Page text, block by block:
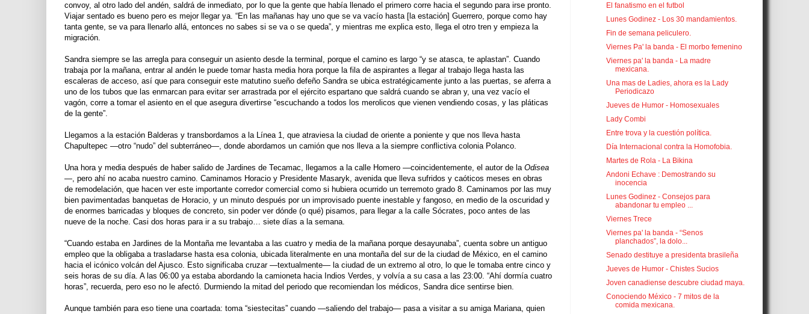
convoy, al otro lado del andén, saldrá de inmediato, por lo que la gente que había llenado el primero corre hacia el segundo para irse pronto.
Viajar sentado es bueno pero es mejor llegar ya. “En las mañanas hay uno que se va vacío hasta [la estación] Guerrero, porque como hay
tanta gente, se va para llenarlo allá, entonces no sabes si se va o se queda”, y mientras me explica esto, llega el otro tren y empieza la
migración.
Sandra siempre se las arregla para conseguir un asiento desde la terminal, porque el camino es largo “y se atasca, te aplastan”. Cuando
trabaja por la mañana, entrar al andén le puede tomar hasta media hora porque la fila de aspirantes a llegar al trabajo llega hasta las
escaleras de acceso, así que para conseguir este matutino sueño defeño Sandra se ubica estratégicamente junto a las puertas, se aferra a
uno de los tubos que las enmarcan para evitar ser arrastrada por el ejército espartano que saldrá cuando se abran y, una vez vacío el
vagón, corre a tomar el asiento en el que asegura divertirse “escuchando a todos los merolicos que vienen vendiendo cosas, y las pláticas
de la gente”.
Llegamos a la estación Balderas y transbordamos a la Línea 1, que atraviesa la ciudad de oriente a poniente y que nos lleva hasta
Chapultepec —otro “nudo” del subterráneo—, donde abordamos un camión que nos lleva a la siempre conflictiva colonia Polanco.
Una hora y media después de haber salido de Jardines de Tecamac, llegamos a la calle Homero —coincidentemente, el autor de la Odisea
—, pero ahí no acaba nuestro camino. Caminamos Horacio y Presidente Masaryk, avenida que lleva sufridos y caóticos meses en obras
de remodelación, que hacen ver este importante corredor comercial como si hubiera ocurrido un terremoto grado 8. Caminamos por las muy
bien pavimentadas banquetas de Horacio, y un minuto después por un improvisado puente inestable y fangoso, en medio de la oscuridad y
de enormes barricadas y bloques de concreto, sin poder ver dónde (o qué) pisamos, para llegar a la calle Sócrates, poco antes de las
nueve de la noche. Casi dos horas para ir a su trabajo… siete días a la semana.
“Cuando estaba en Jardines de la Montaña me levantaba a las cuatro y media de la mañana porque desayunaba”, cuenta sobre un antiguo
empleo que la obligaba a trasladarse hasta esa colonia, ubicada literalmente en una montaña del sur de la ciudad de México, en el camino
hacia el icónico volcán del Ajusco. Esto significaba cruzar —textualmente— la ciudad de un extremo al otro, lo que le tomaba entre cinco y
seis horas de su día. A las 06:00 ya estaba abordando la camioneta hacia Indios Verdes, y volvía a su casa a las 23:00. “Ahí dormía cuatro
horas”, recuerda, pero eso no le afectó. Durmiendo la mitad del periodo que recomiendan los médicos, Sandra dice sentirse bien.
Aunque también para eso tiene una coartada: toma “siestecitas” cuando —saliendo del trabajo— pasa a visitar a su amiga Mariana, quien
El fanatismo en el futbol
Lunes Godinez - Los 30 mandamientos.
Fin de semana peliculero.
Viernes Pa' la banda - El morbo femenino
Viernes pa' la banda - La madre
mexicana.
Una mas de Ladies, ahora es la Lady
Periodicazo
Jueves de Humor - Homosexuales
Lady Combi
Entre trova y la cuestión política.
Día Internacional contra la Homofobia.
Martes de Rola - La Bikina
Andoni Echave : Demostrando su
inocencia
Lunes Godinez - Consejos para
abandonar tu empleo ...
Viernes Trece
Viernes pa' la banda - “Senos
planchados”, la dolo...
Senado destituye a presidenta brasileña
Jueves de Humor - Chistes Sucios
Joven canadiense descubre ciudad maya.
Conociendo México - 7 mitos de la
comida mexicana.